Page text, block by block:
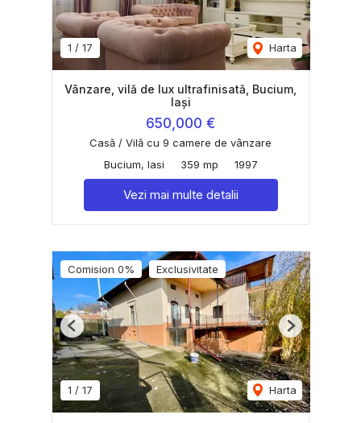
1 / 17 Harta
Vânzare, vilă de lux ultrafinisată, Bucium,
Iași
650,000 €
Casă / Vilă cu 9 camere de vânzare
Bucium, Iasi
359 mp 1997
Vezi mai multe detalii
Comision 0% Exclusivitate
1 / 17 Harta
Previous Next